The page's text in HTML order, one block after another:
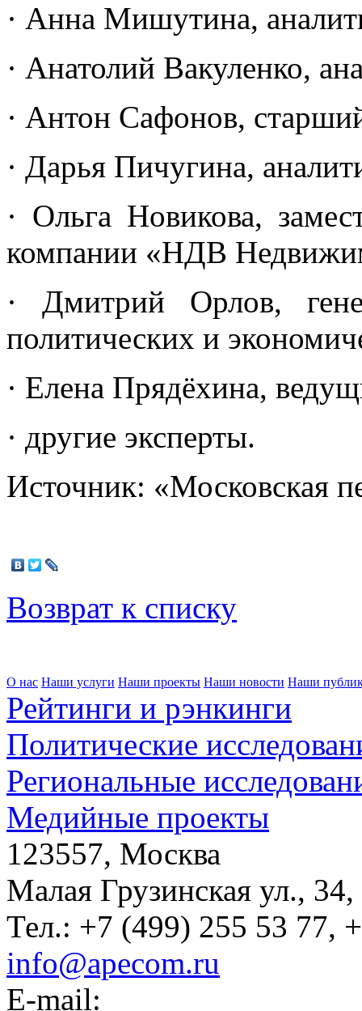
· Анна Мишутина,
· Анатолий Вакуленко,
· Антон Сафонов,
· Дарья Пичугина,
· Ольга Новикова,
компании «НДВ
· Дмитрий Орлов,
политических и
· Елена Прядёхина,
· другие эксперты.
Источник: «Московская
Возврат к списку
О нас Наши услуги Наши проекты Наши новости Наши
Рейтинги и рэнкинги
Политические
Региональные
Медийные проекты
123557, Москва
Малая Грузинская ул.,
Тел.: +7 (499) 255 53 77,
info@apecom.ru
E-mail: